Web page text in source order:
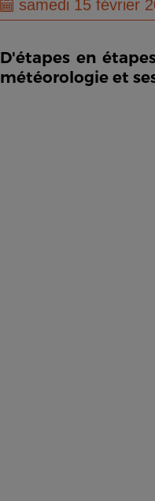
samedi 15 février
D'étapes en
météorologie et